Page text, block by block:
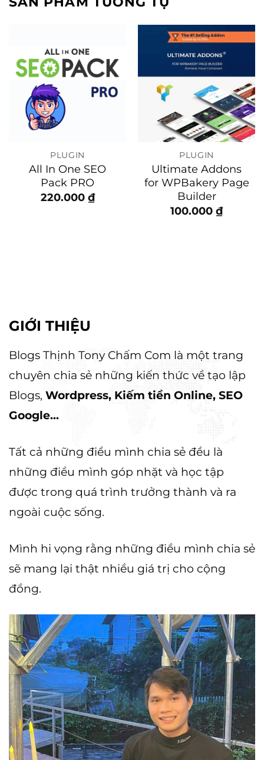
PLUGIN
All In One SEO
Pack PRO
220.000 ₫
PLUGIN
Ultimate Addons
for WPBakery Page
Builder
100.000 ₫
GIỚI THIỆU
Blogs Thịnh Tony Chấm Com là một trang
chuyên chia sẻ những kiến thức về tạo lập
Blogs, Wordpress, Kiếm tiền Online, SEO
Google...
Tất cả những điều mình chia sẻ đều là
những điều mình góp nhặt và học tập
được trong quá trình trưởng thành và ra
ngoài cuộc sống.
Mình hi vọng rằng những điều mình chia sẻ
sẽ mang lại thật nhiều giá trị cho cộng
đồng.